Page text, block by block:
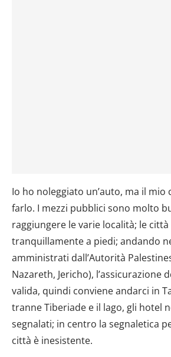
Io ho noleggiato un’auto, ma il mio
farlo. I mezzi pubblici sono molto
raggiungere le varie località; le
tranquillamente a piedi; andando
amministrati dall’Autorità
Nazareth, Jericho), l’assicurazione
valida, quindi conviene andarci in
tranne Tiberiade e il lago, gli hotel
segnalati; in centro la segnaletica
città è inesistente.